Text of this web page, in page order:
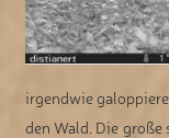
irgendwie
den Wald. Die